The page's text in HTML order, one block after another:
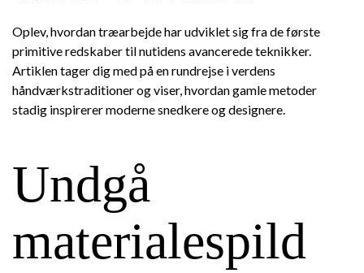
Oplev, hvordan træarbejde har udviklet sig fra de første
primitive redskaber til nutidens avancerede teknikker.
Artiklen tager dig med på en rundrejse i verdens
håndværkstraditioner og viser, hvordan gamle metoder
stadig inspirerer moderne snedkere og designere.
Undgå
materialespild